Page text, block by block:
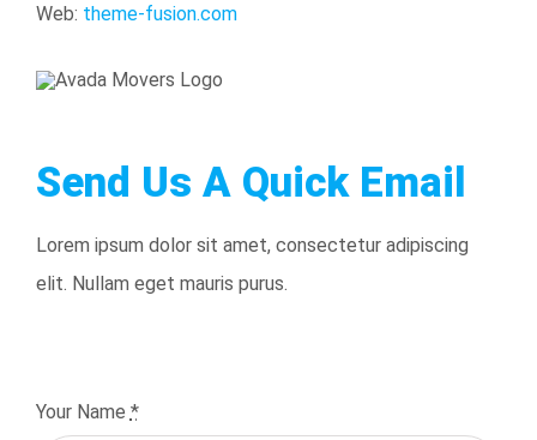
Web: theme-fusion.com
Send Us A Quick Email
Lorem ipsum dolor sit amet, consectetur adipiscing
elit. Nullam eget mauris purus.
Your Name *